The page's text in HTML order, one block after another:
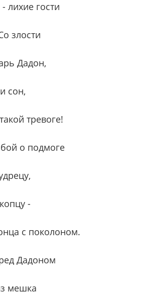
лихие гости
злости
Дадон,
сон,
тревоге!
о подмоге
-
с поколоном.
Дадоном
мешка